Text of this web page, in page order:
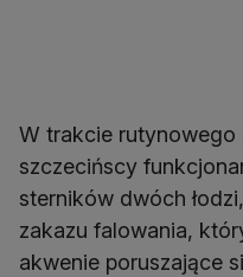
W trakcie rutynowego
szczecińscy
sterników dwóch
zakazu falowania,
akwenie poruszające